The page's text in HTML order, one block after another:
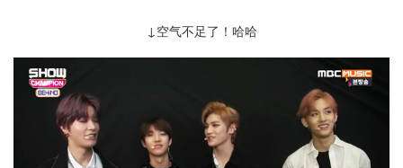
↓空气不足了！哈哈